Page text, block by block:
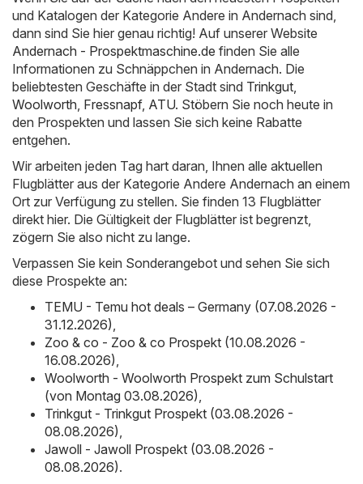
und Katalogen der Kategorie Andere in Andernach sind,
dann sind Sie hier genau richtig! Auf unserer Website
Andernach - Prospektmaschine.de finden Sie alle
Informationen zu Schnäppchen in Andernach. Die
beliebtesten Geschäfte in der Stadt sind Trinkgut,
Woolworth, Fressnapf, ATU. Stöbern Sie noch heute in
den Prospekten und lassen Sie sich keine Rabatte
entgehen.
Wir arbeiten jeden Tag hart daran, Ihnen alle aktuellen
Flugblätter aus der Kategorie Andere Andernach an einem
Ort zur Verfügung zu stellen. Sie finden 13 Flugblätter
direkt hier. Die Gültigkeit der Flugblätter ist begrenzt,
zögern Sie also nicht zu lange.
Verpassen Sie kein Sonderangebot und sehen Sie sich
diese Prospekte an:
TEMU - Temu hot deals – Germany (07.08.2026 -
31.12.2026),
Zoo & co - Zoo & co Prospekt (10.08.2026 -
16.08.2026),
Woolworth - Woolworth Prospekt zum Schulstart
(von Montag 03.08.2026),
Trinkgut - Trinkgut Prospekt (03.08.2026 -
08.08.2026),
Jawoll - Jawoll Prospekt (03.08.2026 -
08.08.2026).